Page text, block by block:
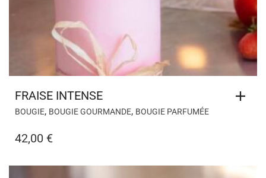
FRAISE INTENSE
BOUGIE, BOUGIE GOURMANDE, BOUGIE PARFUMÉE
42,00 €